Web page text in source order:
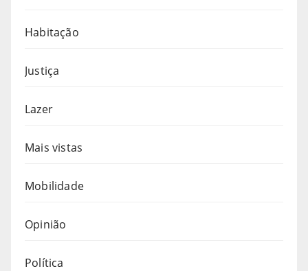
Habitação
Justiça
Lazer
Mais vistas
Mobilidade
Opinião
Política